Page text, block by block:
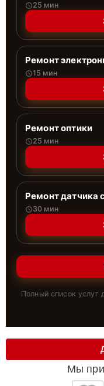
25 мин
Ремонт
15 мин
Ремонт оптики
25 мин
Ремонт датчика
30 мин
Полный список услуг
Мы